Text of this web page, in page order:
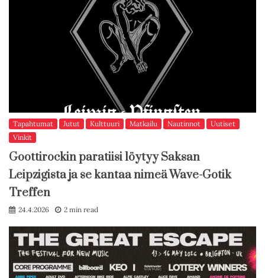
Tapahtumat Jutut Kulttuuri Matkailu Nautinnot
Uutiset
Vinkit
Goottirockin paratiisi löytyy Saksan
Leipzigista ja se kantaa nimeä Wave-Gotik
Treffen
24.4.2026 2 min read